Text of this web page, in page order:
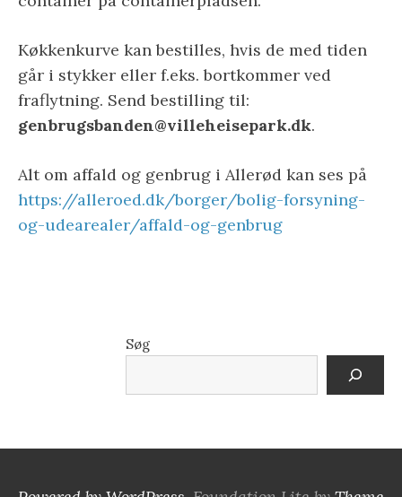
Køkkenkurve kan bestilles, hvis de med tiden
går i stykker eller f.eks. bortkommer ved
fraflytning. Send bestilling til:
genbrugsbanden@villeheisepark.dk.
Alt om affald og genbrug i Allerød kan ses på
https://alleroed.dk/borger/bolig-forsyning-
og-udearealer/affald-og-genbrug
Søg